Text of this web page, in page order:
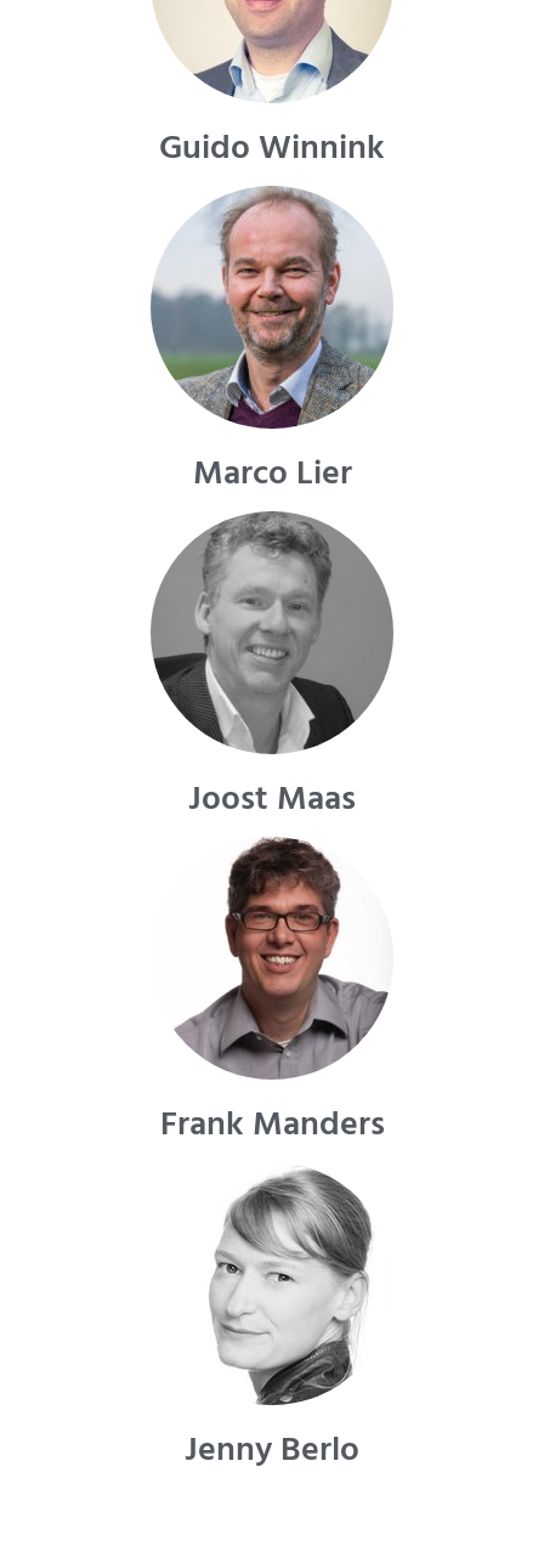
Guido Winnink
Marco Lier
Joost Maas
Frank Manders
Jenny Berlo